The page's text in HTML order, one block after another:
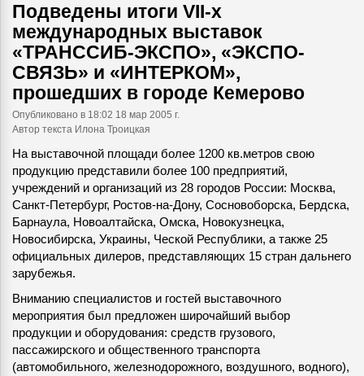
Подведены итоги VII-х
международных выставок
«ТРАНССИБ-ЭКСПО», «ЭКСПО-
СВЯЗЬ» и «ИНТЕРКОМ»,
прошедших в городе Кемерово
Опубликовано в 18:02 18 мар 2005 г.
Автор текста Илона Троицкая
На выставочной площади более 1200 кв.метров свою
продукцию представили более 100 предприятий,
учреждений и организаций из 28 городов России: Москва,
Санкт-Петербург, Ростов-на-Дону, Сосновоборска, Бердска,
Барнаула, Новоалтайска, Омска, Новокузнецка,
Новосибирска, Украины, Ческой Республики, а также 25
официальных дилеров, представляющих 15 стран дальнего
зарубежья.
Вниманию специалистов и гостей выставочного
мероприятия был предложен широчайший выбор
продукции и оборудования: средств грузового,
пассажирского и общественного транспорта
(автомобильного, железнодорожного, воздушного, водного),